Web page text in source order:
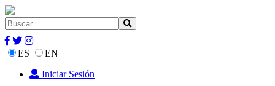
ES
EN
Iniciar Sesión